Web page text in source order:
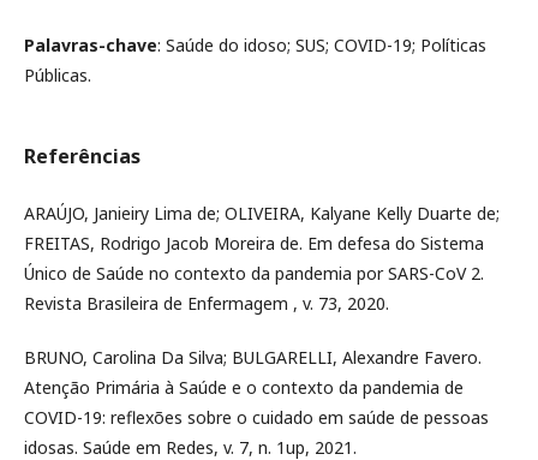
Palavras-chave: Saúde do idoso; SUS; COVID-19; Políticas
Públicas.
Referências
ARAÚJO, Janieiry Lima de; OLIVEIRA, Kalyane Kelly Duarte de;
FREITAS, Rodrigo Jacob Moreira de. Em defesa do Sistema
Único de Saúde no contexto da pandemia por SARS-CoV 2.
Revista Brasileira de Enfermagem , v. 73, 2020.
BRUNO, Carolina Da Silva; BULGARELLI, Alexandre Favero.
Atenção Primária à Saúde e o contexto da pandemia de
COVID-19: reflexões sobre o cuidado em saúde de pessoas
idosas. Saúde em Redes, v. 7, n. 1up, 2021.